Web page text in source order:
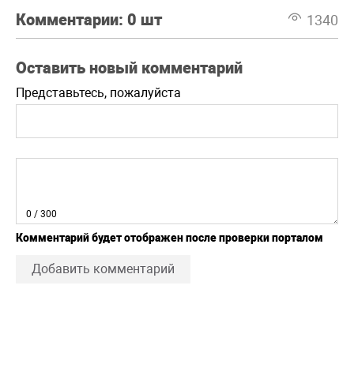
Комментарии: 0 шт 1340
Оставить новый комментарий
Представьтесь, пожалуйста
0 / 300
Комментарий будет отображен после проверки порталом
Добавить комментарий